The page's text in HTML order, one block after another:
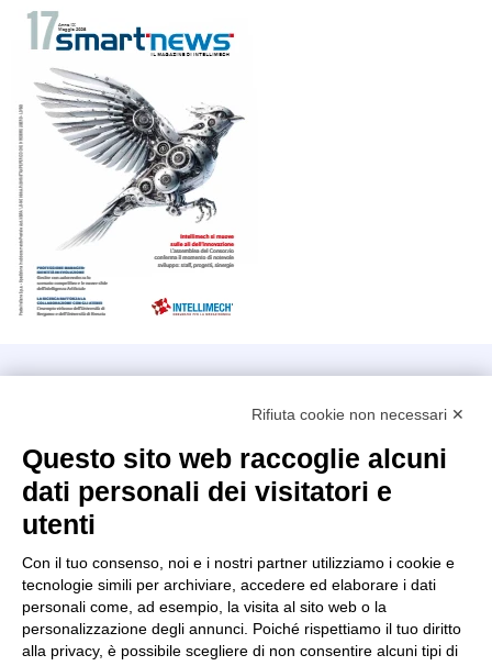
Kilometro Rosso innovation district
+39 035 0690366
info@intellimech.it
Copyright 2026, P.iva 03388700167
Seguici su
Rifiuta cookie non necessari ✕
Questo sito web raccoglie alcuni
dati personali dei visitatori e
utenti
Con il tuo consenso, noi e i nostri partner utilizziamo i cookie e
tecnologie simili per archiviare, accedere ed elaborare i dati
personali come, ad esempio, la visita al sito web o la
personalizzazione degli annunci. Poiché rispettiamo il tuo diritto
alla privacy, è possibile scegliere di non consentire alcuni tipi di